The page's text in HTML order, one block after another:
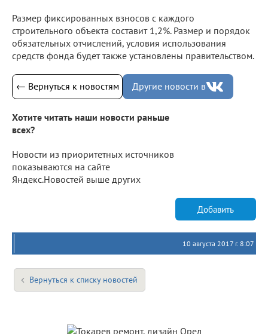
Размер фиксированных взносов с каждого
строительного объекта составит 1,2%. Размер и порядок
обязательных отчислений, условия использования
средств фонда будет также установлены правительством.
← Вернуться к новостям Другие новости в
Хотите читать наши новости раньше
всех?
Новости из приоритетных источников
показываются на сайте
Яндекс.Новостей выше других
Добавить
10 августа 2017 г. 8:07
Вернуться к списку новостей